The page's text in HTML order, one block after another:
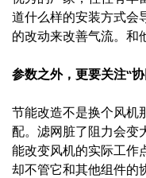
道什么样的安装方式会
的改动来改善气流。和
参数之外，更要关注“协
节能改造不是换个风机
配。滤网脏了阻力会变
能改变风机的实际工作
却不管它和其他组件的